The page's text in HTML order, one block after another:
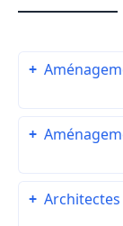
+
+
+ Architectes